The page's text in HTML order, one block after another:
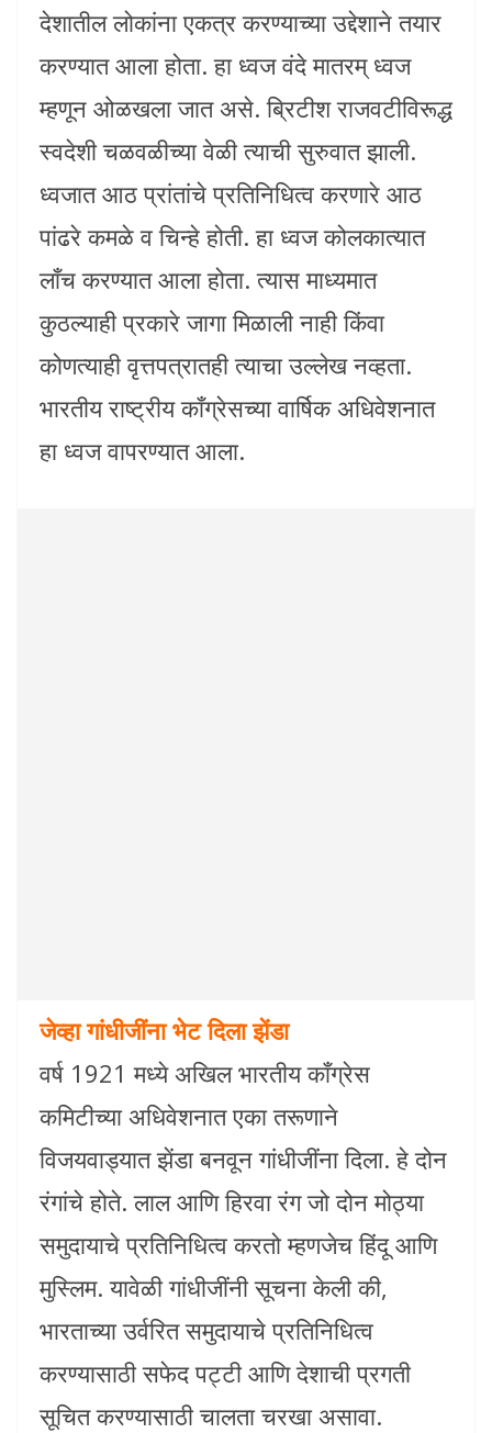
देशातील लोकांना एकत्र करण्याच्या उद्देशाने तयार
करण्यात आला होता. हा ध्वज वंदे मातरम् ध्वज
म्हणून ओळखला जात असे. ब्रिटीश राजवटीविरूद्ध
स्वदेशी चळवळीच्या वेळी त्याची सुरुवात झाली.
ध्वजात आठ प्रांतांचे प्रतिनिधित्व करणारे आठ
पांढरे कमळे व चिन्हे होती. हा ध्वज कोलकात्यात
लाँच करण्यात आला होता. त्यास माध्यमात
कुठल्याही प्रकारे जागा मिळाली नाही किंवा
कोणत्याही वृत्तपत्रातही त्याचा उल्लेख नव्हता.
भारतीय राष्ट्रीय कॉंग्रेसच्या वार्षिक अधिवेशनात
हा ध्वज वापरण्यात आला.
जेव्हा गांधीजींना भेट दिला झेंडा
वर्ष 1921 मध्ये अखिल भारतीय कॉंग्रेस
कमिटीच्या अधिवेशनात एका तरूणाने
विजयवाड्यात झेंडा बनवून गांधीजींना दिला. हे दोन
रंगांचे होते. लाल आणि हिरवा रंग जो दोन मोठ्या
समुदायाचे प्रतिनिधित्व करतो म्हणजेच हिंदू आणि
मुस्लिम. यावेळी गांधीजींनी सूचना केली की,
भारताच्या उर्वरित समुदायाचे प्रतिनिधित्व
करण्यासाठी सफेद पट्टी आणि देशाची प्रगती
सूचित करण्यासाठी चालता चरखा असावा.